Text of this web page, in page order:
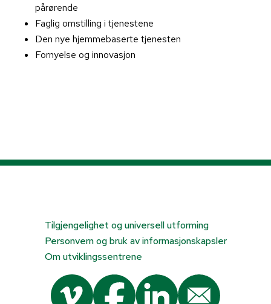
pårørende
Faglig omstilling i tjenestene
Den nye hjemmebaserte tjenesten
Fornyelse og innovasjon
Tilgjengelighet og universell utforming
Personvern og bruk av informasjonskapsler
Om utviklingssentrene